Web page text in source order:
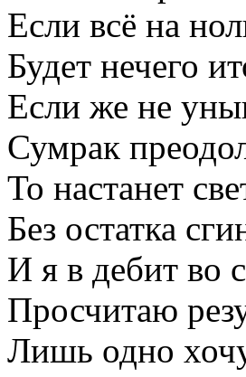
Если всё на
Будет нечего
Если же не
Сумрак
То настанет
Без остатка
И я в дебит во
Просчитаю
Лишь одно